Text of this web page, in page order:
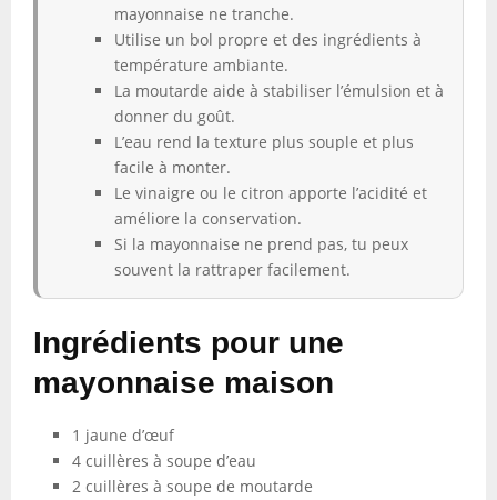
mayonnaise ne tranche.
Utilise un bol propre et des ingrédients à
température ambiante.
La moutarde aide à stabiliser l’émulsion et à
donner du goût.
L’eau rend la texture plus souple et plus
facile à monter.
Le vinaigre ou le citron apporte l’acidité et
améliore la conservation.
Si la mayonnaise ne prend pas, tu peux
souvent la rattraper facilement.
Ingrédients pour une
mayonnaise maison
1 jaune d’œuf
4 cuillères à soupe d’eau
2 cuillères à soupe de moutarde